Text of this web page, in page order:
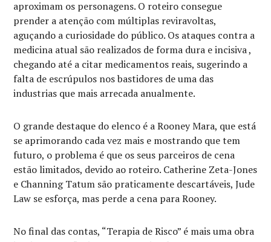
aproximam os personagens. O roteiro consegue
prender a atenção com múltiplas reviravoltas,
aguçando a curiosidade do público. Os ataques contra a
medicina atual são realizados de forma dura e incisiva ,
chegando até a citar medicamentos reais, sugerindo a
falta de escrúpulos nos bastidores de uma das
industrias que mais arrecada anualmente.
O grande destaque do elenco é a Rooney Mara, que está
se aprimorando cada vez mais e mostrando que tem
futuro, o problema é que os seus parceiros de cena
estão limitados, devido ao roteiro. Catherine Zeta-Jones
e Channing Tatum são praticamente descartáveis, Jude
Law se esforça, mas perde a cena para Rooney.
No final das contas, “Terapia de Risco” é mais uma obra